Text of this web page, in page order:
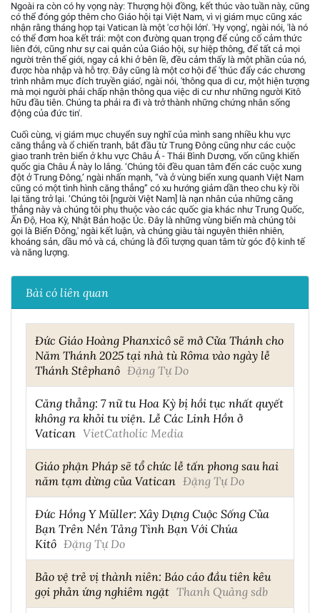
Ngoài ra còn có hy vọng này: Thượng hội đồng, kết thúc vào tuần này, cũng
có thể đóng góp thêm cho Giáo hội tại Việt Nam, vì vị giám mục cũng xác
nhận rằng tháng họp tại Vatican là một 'cơ hội lớn'. 'Hy vọng', ngài nói, 'là nó
có thể đơm hoa kết trái: một con đường quan trọng để củng cố cảm thức
liên đới, cũng như sự cai quản của Giáo hội, sự hiệp thông, để tất cả mọi
người trên thế giới, ngay cả khi ở bên lề, đều cảm thấy là một phần của nó,
được hòa nhập và hỗ trợ. Đây cũng là một cơ hội để 'thúc đẩy các chương
trình nhằm mục đích truyền giáo', ngài nói, 'thông qua di cư, một hiện tượng
mà mọi người phải chấp nhận thông qua việc di cư như những người Kitô
hữu đầu tiên. Chúng ta phải ra đi và trở thành những chứng nhân sống
động của đức tin'.
Cuối cùng, vị giám mục chuyển suy nghĩ của mình sang nhiều khu vực
căng thẳng và ổ chiến tranh, bắt đầu từ Trung Đông cũng như các cuộc
giao tranh trên biển ở khu vực Châu Á - Thái Bình Dương, vốn cũng khiến
quốc gia Châu Á này lo lắng. ‘Chúng tôi đều quan tâm đến các cuộc xung
đột ở Trung Đông,’ ngài nhấn mạnh, “và ở vùng biển xung quanh Việt Nam
cũng có một tình hình căng thẳng” có xu hướng giảm dần theo chu kỳ rồi
lại tăng trở lại. ‘Chúng tôi [người Việt Nam] là nạn nhân của những căng
thẳng này và chúng tôi phụ thuộc vào các quốc gia khác như Trung Quốc,
Ấn Độ, Hoa Kỳ, Nhật Bản hoặc Úc. Đây là những vùng biển mà chúng tôi
gọi là Biển Đông,' ngài kết luận, và chúng giàu tài nguyên thiên nhiên,
khoáng sản, dầu mỏ và cá, chúng là đối tượng quan tâm từ góc độ kinh tế
và năng lượng.
Bài có liên quan
Đức Giáo Hoàng Phanxicô sẽ mở Cửa Thánh cho
Năm Thánh 2025 tại nhà tù Rôma vào ngày lễ
Thánh Stêphanô Đặng Tự Do
Căng thẳng: 7 nữ tu Hoa Kỳ bị hồi tục nhất quyết
không ra khỏi tu viện. Lễ Các Linh Hồn ở
Vatican VietCatholic Media
Giáo phận Pháp sẽ tổ chức lễ tấn phong sau hai
năm tạm dừng của Vatican Đặng Tự Do
Đức Hồng Y Müller: Xây Dựng Cuộc Sống Của
Bạn Trên Nền Tảng Tình Bạn Với Chúa
Kitô Đặng Tự Do
Bảo vệ trẻ vị thành niên: Báo cáo đầu tiên kêu
gọi phản ứng nghiêm ngặt Thanh Quảng sdb